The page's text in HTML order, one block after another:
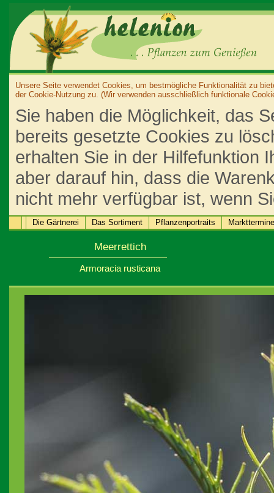
Unsere Seite verwendet Cookies, um bestmögliche Funktionalität zu
der Cookie-Nutzung zu. (Wir verwenden ausschließlich funktionale
Sie haben die Möglichkeit, das
bereits gesetzte Cookies zu
erhalten Sie in der Hilfefunktion
aber darauf hin, dass die
nicht mehr verfügbar ist, wenn
Die Gärtnerei Das Sortiment Pflanzenportraits Markttermine
Meerrettich
Armoracia rusticana